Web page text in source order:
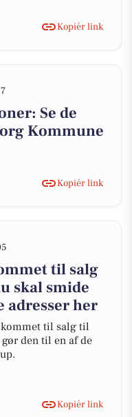
Kopiér link
Se de
Kommune
Kopiér link
til salg
skal smide
adresser her
kommet til salg til
den til en af de
Kopiér link